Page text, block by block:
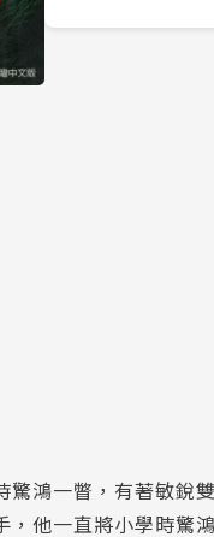
鴻一瞥，有著敏銳
他一直將小學時驚